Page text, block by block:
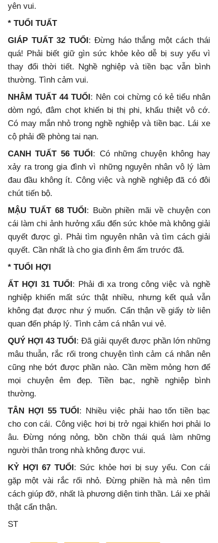
yên vui.
* TUỔI TUẤT
GIÁP TUẤT 32 TUỔI : Đừng háo thắng một cách thái
quá! Phải biết giữ gìn sức khỏe kẻo dễ bị suy yếu vì
thay đổi thời tiết. Nghề nghiệp và tiền bạc vẫn bình
thường. Tình cảm vui.
NHÂM TUẤT 44 TUỔI : Nên coi chừng có kẻ tiểu nhân
dòm ngó, đâm chọt khiến bị thị phi, khẩu thiệt vô cớ.
Có may mắn nhỏ trong nghề nghiệp và tiền bạc. Lái xe
cộ phải đề phòng tai nạn.
CANH TUẤT 56 TUỔI : Có những chuyện không hay
xảy ra trong gia đình vì những nguyên nhân vô lý làm
đau đầu không ít. Công việc và nghề nghiệp đã có đôi
chút tiến bộ.
MẬU TUẤT 68 TUỔI : Buồn phiền mãi về chuyện con
cái làm chi ảnh hưởng xấu đến sức khỏe mà không giải
quyết được gì. Phải tìm nguyên nhân và tìm cách giải
quyết. Cần nhất là cho gia đình êm ấm trước đã.
* TUỔI HỢI
ẤT HỢI 31 TUỔI : Phải đi xa trong công việc và nghề
nghiệp khiến mất sức thật nhiều, nhưng kết quả vẫn
không đạt được như ý muốn. Cẩn thận về giấy tờ liên
quan đến pháp lý. Tình cảm cá nhân vui vẻ.
QUÝ HỢI 43 TUỔI : Đã giải quyết được phần lớn những
mâu thuẫn, rắc rối trong chuyện tình cảm cá nhân nên
cũng nhẹ bớt được phần nào. Cần mềm mỏng hơn để
mọi chuyện êm đẹp. Tiền bạc, nghề nghiệp bình
thường.
TÂN HỢI 55 TUỔI : Nhiều việc phải hao tốn tiền bạc
cho con cái. Công việc hơi bị trở ngại khiến hơi phải lo
âu. Đừng nóng nỏng, bồn chồn thái quá làm những
người thân trong nhà không được vui.
KỶ HỢI 67 TUỔI : Sức khỏe hơi bị suy yếu. Con cái
gặp một vài rắc rối nhỏ. Đừng phiền hà mà nên tìm
cách giúp đỡ, nhất là phương diện tinh thần. Lái xe phải
thật cẩn thận.
ST